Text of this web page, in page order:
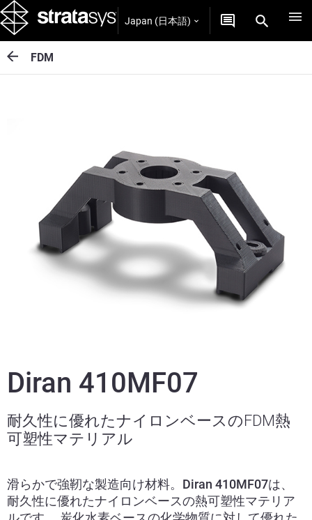
Japan (日本語)
FDM
Diran 410MF07
耐久性に優れたナイロンベースのFDM熱
可塑性マテリアル
滑らかで強靭な製造向け材料。Diran 410MF07は、
耐久性に優れたナイロンベースの熱可塑性マテリア